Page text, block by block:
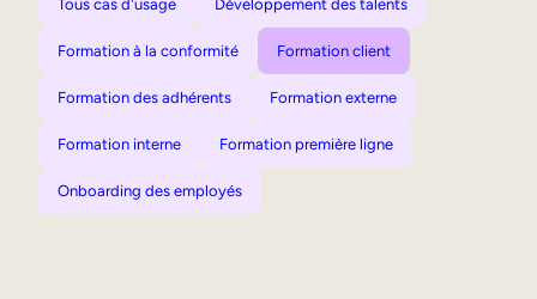
Tous cas d'usage Développement des talents
Formation à la conformité Formation client
Formation des adhérents Formation externe
Formation interne Formation première ligne
Onboarding des employés